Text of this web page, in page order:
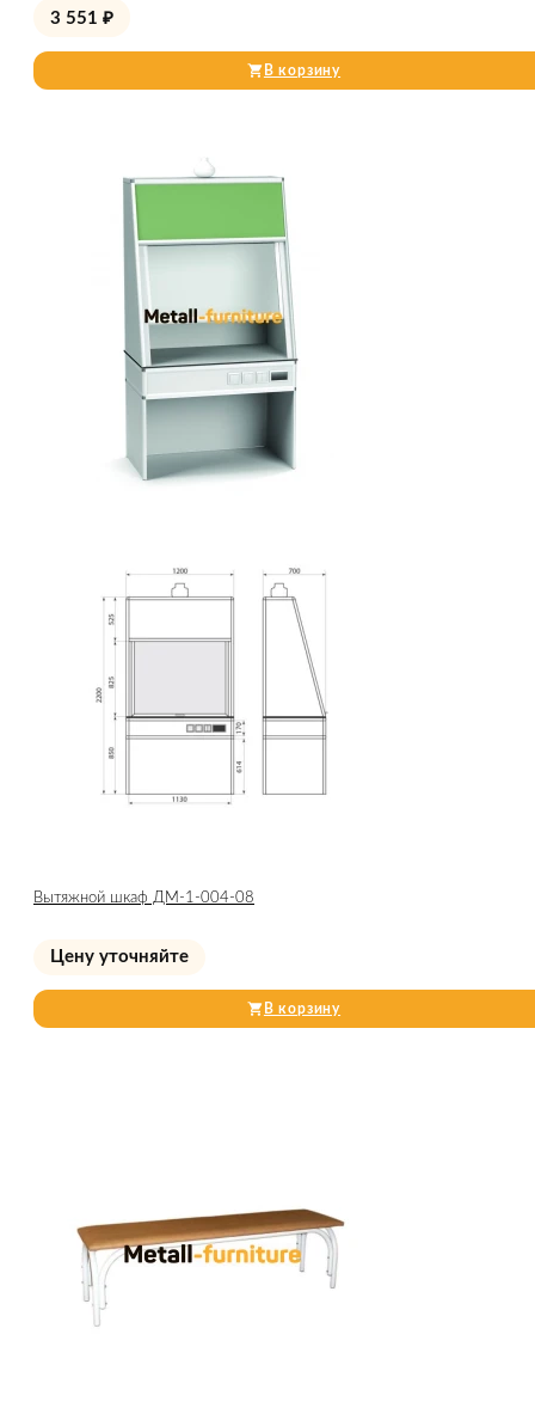
3 551 ₽
В корзину
Вытяжной шкаф ДМ-1-004-08
Цену уточняйте
В корзину